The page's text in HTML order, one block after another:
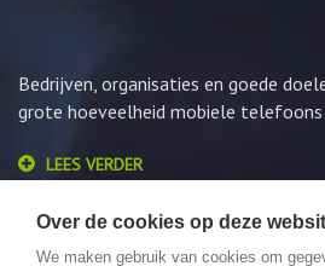
Bedrijven, organisaties en goede
grote hoeveelheid mobiele telefoons
LEES VERDER
Over de cookies op deze
We maken gebruik van cookies om